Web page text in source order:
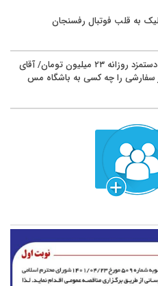
به قلب فوتبال رفسنجان
مدیر غیربومی با دستمزد روزانه ۲۳ میلیون تومان/ آقای
سفارشی را چه کسی به باشگاه مس